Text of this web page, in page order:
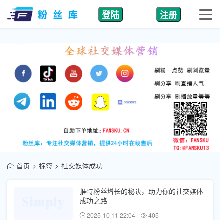
登陆 注册
首页 标签 社交媒体成功
推特粉丝增长的秘诀，助力你的社交媒体
成功之路
2025-10-11 22:04 405